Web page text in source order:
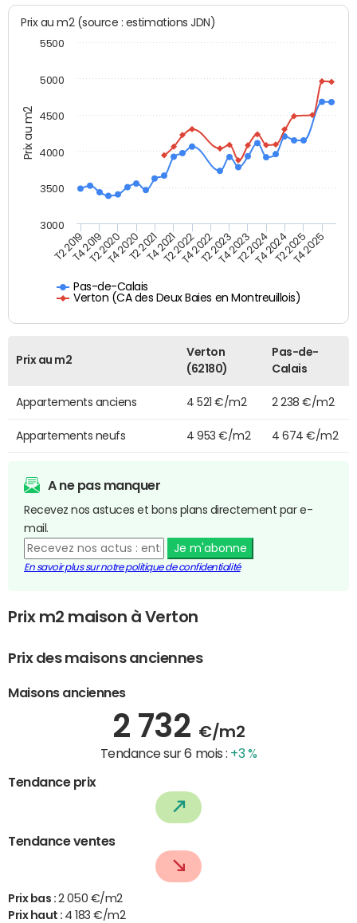
Prix au m2
Prix au m2 (source : estimations JDN)
Pas-de-Calais
Verton (CA des Deux Baies en Montreuillois)
T2 2019T4 2019T2 2020T4 2020T2 2021T4 2021T2 2022T4 2022T2 2023T4 2023T2 2024T4 2024T2 2025T4 2025
3000
3500
4000
4500
5000
5500
Prix au m2
Verton
(62180)
Pas-de-
Calais
Appartements anciens 4 521 €/m2 2 238 €/m2
Appartements neufs 4 953 €/m2 4 674 €/m2
A ne pas manquer
Recevez nos astuces et bons plans directement par e-
mail.
Je m'abonne
En savoir plus sur notre politique de confidentialité
Prix m2 maison à Verton
Prix des maisons anciennes
Maisons anciennes
2 732 €/m2
Tendance sur 6 mois : +3 %
Tendance prix
Tendance ventes
Prix bas : 2 050 €/m2
Prix haut : 4 183 €/m2